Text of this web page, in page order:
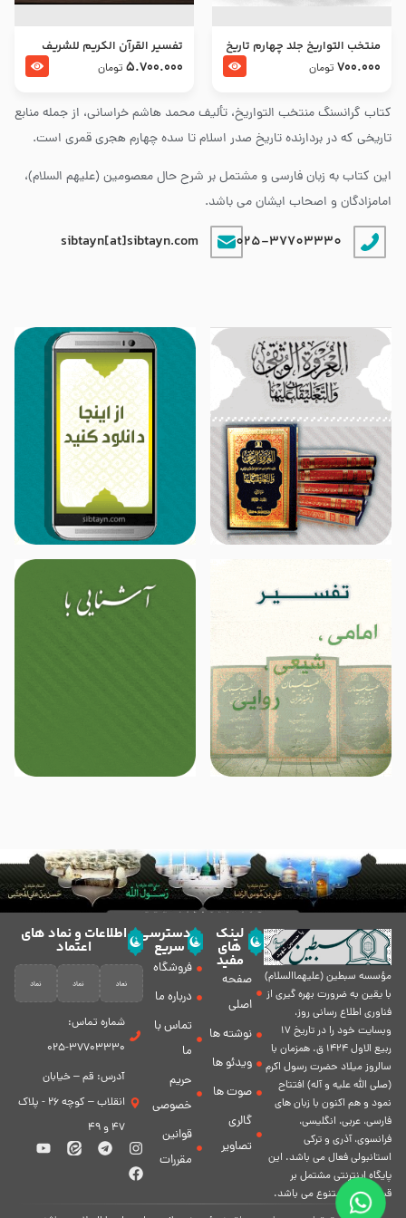
کتاب گرانسنگ منتخب التواريخ، تألیف محمد هاشم خراسانی، از جمله منابع
تاریخی که در بردارنده تاریخ صدر اسلام تا سده چهارم هجری قمری است.
این کتاب به زبان فارسی و مشتمل بر شرح حال معصومین (علیهم السلام)،
امامزادگان و اصحاب ایشان می باشد.
025-37703330
sibtayn[at]sibtayn.com
منتخب التواریخ جلد چهارم تاریخ
امام زین العابدین و امام محمد
700.000 تومان
تفسير القرآن الكريم للشريف
المرتضي قدس سرّه
5.700.000 تومان
مؤسسه سبطين (عليهماالسلام)
با يقين به ضرورت بهره گیرى از
فناورى اطلاع رسانى روز،
وبسایت خود را در تاريخ 17
ربيع الاول 1424 ق. همزمان با
سالروز ميلاد حضرت رسول اكرم
(صلی الله علیه و آله) افتتاح
نمود و هم اكنون با زبان های
فارسی، عربى، انگلیسی،
فرانسوی، آذری و ترکی
استانبولی فعال مى باشد. اين
پايگاه اينترنتى مشتمل بر
قسمت هاى متنوع مى باشد.
لینک
های
مفید
صفحه
اصلی
نوشته ها
ویدئو ها
صوت ها
گالری
تصاویر
دسترسی
سریع
فروشگاه
درباره ما
تماس با
ما
حریم
خصوصی
قوانین
مقررات
اطلاعات و نماد های
اعتماد
شماره تماس:
37703330-025
آدرس: قم – خیابان
انقلاب – کوچه 26 - پلاک
47 و 49